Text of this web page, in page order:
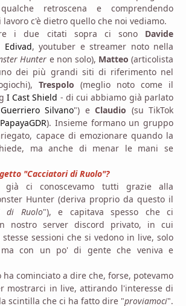
retroscena e comprendendo
c'è dietro quello che noi vediamo.
i due citati sopra ci sono Davide
Edivad, youtuber e streamer noto nella
Hunter e non solo), Matteo (articolista
dei più grandi siti di riferimento nel
Trespolo (meglio noto come il
I Cast Shield - di cui abbiamo già parlato
Silvano") e Claudio (su TikTok
PapayaGDR). Insieme formano un gruppo
capace di emozionare quando la
ma anche di menar le mani se
"Cacciatori di Ruolo"?
ci conoscevamo tutti grazie alla
Hunter (deriva proprio da questo il
di Ruolo"), e capitava spesso che ci
nostro server discord privato, in cui
sessioni che si vedono in live, solo
ma con un po' di gente che veniva e
cominciato a dire che, forse, potevamo
mostrarci in live, attirando l'interesse di
scintilla che ci ha fatto dire "proviamoci".